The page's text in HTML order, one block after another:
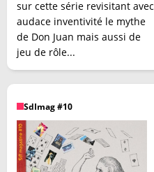
sur cette série revisitant avec
audace inventivité le mythe
de Don Juan mais aussi de
jeu de rôle...
SdImag #10